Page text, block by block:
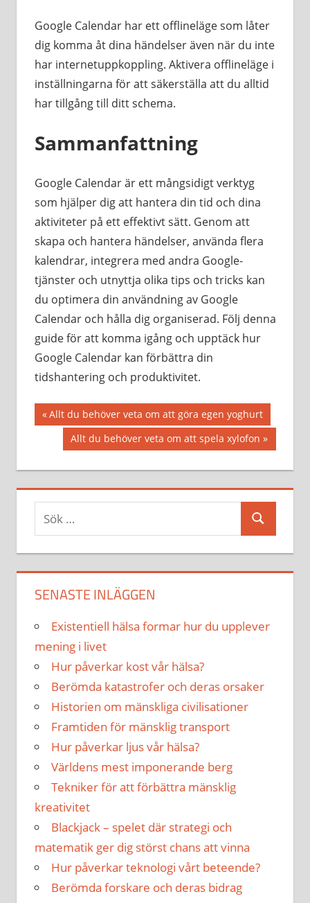
Google Calendar har ett offlineläge som låter
dig komma åt dina händelser även när du inte
har internetuppkoppling. Aktivera offlineläge i
inställningarna för att säkerställa att du alltid
har tillgång till ditt schema.
Sammanfattning
Google Calendar är ett mångsidigt verktyg
som hjälper dig att hantera din tid och dina
aktiviteter på ett effektivt sätt. Genom att
skapa och hantera händelser, använda flera
kalendrar, integrera med andra Google-
tjänster och utnyttja olika tips och tricks kan
du optimera din användning av Google
Calendar och hålla dig organiserad. Följ denna
guide för att komma igång och upptäck hur
Google Calendar kan förbättra din
tidshantering och produktivitet.
Inläggsnavigering
Föregående
inlägg:
Allt du behöver veta om att göra egen yoghurt
Nästa
inlägg:
Allt du behöver veta om att spela xylofon
Sök
SENASTE INLÄGGEN
Existentiell hälsa formar hur du upplever
mening i livet
Hur påverkar kost vår hälsa?
Berömda katastrofer och deras orsaker
Historien om mänskliga civilisationer
Framtiden för mänsklig transport
Hur påverkar ljus vår hälsa?
Världens mest imponerande berg
Tekniker för att förbättra mänsklig
kreativitet
Blackjack – spelet där strategi och
matematik ger dig störst chans att vinna
Hur påverkar teknologi vårt beteende?
Berömda forskare och deras bidrag